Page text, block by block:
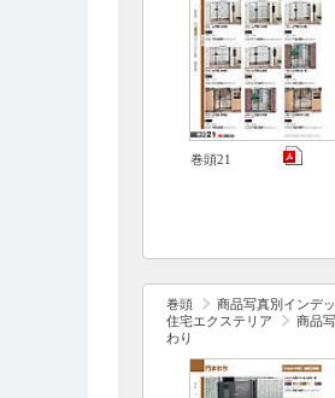
巻頭21
巻頭
商品写真別インデ
住宅エクステリア
商品
わり